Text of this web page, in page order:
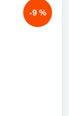
-9 %